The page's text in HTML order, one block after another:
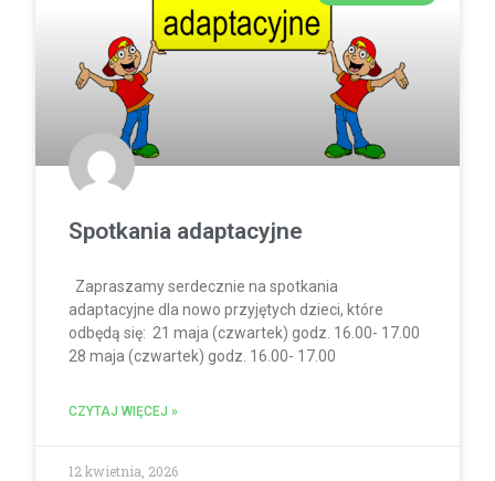
Spotkania adaptacyjne
Zapraszamy serdecznie na spotkania
adaptacyjne dla nowo przyjętych dzieci, które
odbędą się: 21 maja (czwartek) godz. 16.00- 17.00
28 maja (czwartek) godz. 16.00- 17.00
CZYTAJ WIĘCEJ »
12 kwietnia, 2026